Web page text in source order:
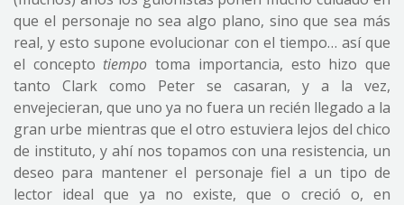
que el personaje no sea algo plano, sino que sea más
real, y esto supone evolucionar con el tiempo… así que
el concepto tiempo toma importancia, esto hizo que
tanto Clark como Peter se casaran, y a la vez,
envejecieran, que uno ya no fuera un recién llegado a la
gran urbe mientras que el otro estuviera lejos del chico
de instituto, y ahí nos topamos con una resistencia, un
deseo para mantener el personaje fiel a un tipo de
lector ideal que ya no existe, que o creció o, en